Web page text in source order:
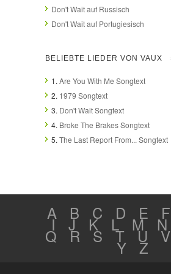
Don't Wait auf Russisch
Don't Wait auf Portugiesisch
BELIEBTE LIEDER VON VAUX
1. Are You With Me Songtext
2. 1979 Songtext
3. Don't Wait Songtext
4. Broke The Brakes Songtext
5. The Last Report From... Songtext
A B C D E F
I J K L M N
Q R S T U V
Y Z